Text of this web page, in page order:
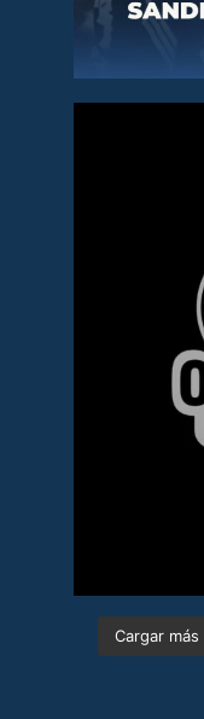
Cargar más